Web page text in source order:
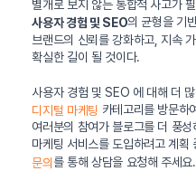
별개로 보지 않는 통합적 사고가
사용자 경험 및 SEO의 균형을 기
브랜드의 신뢰를 강화하고, 지속
확실한 길이 될 것이다.
사용자 경험 및 SEO 에 대해 더
디지털 마케팅 카테고리를 방문하
여러분의 참여가 블로그를 더 풍
마케팅 서비스를 도입하려고 계획
문의 를 통해 상담을 요청해 주세